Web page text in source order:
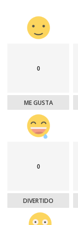
0
ME GUSTA
0
DIVERTIDO